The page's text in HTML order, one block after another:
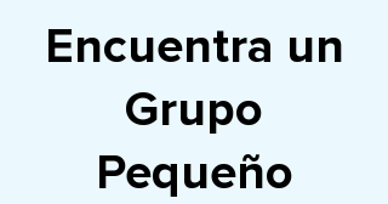
Encuentra un
Grupo
Pequeño